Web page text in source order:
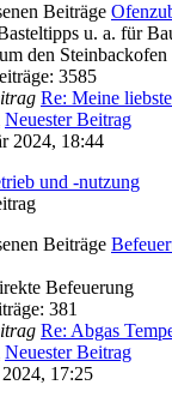
u. a. für
den Steinbackofen
: 3585
Re: Meine
Neuester Beitrag
2024, 18:44
und -nutzung
Befeuerung
: 381
Re: Abgas
Neuester Beitrag
17:25